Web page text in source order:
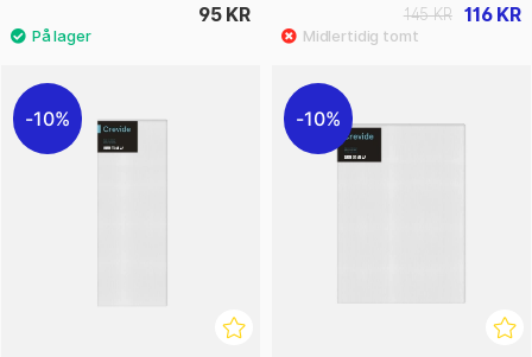
95 KR 116 KR
145 KR
10% 10%